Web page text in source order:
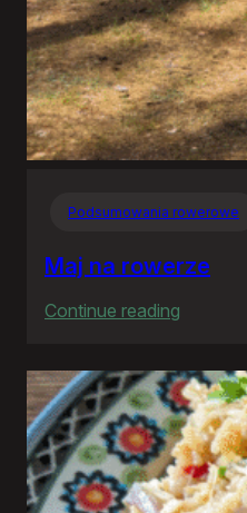
Podsumowania rowerowe
Maj na rowerze
Continue reading
na
rowerze